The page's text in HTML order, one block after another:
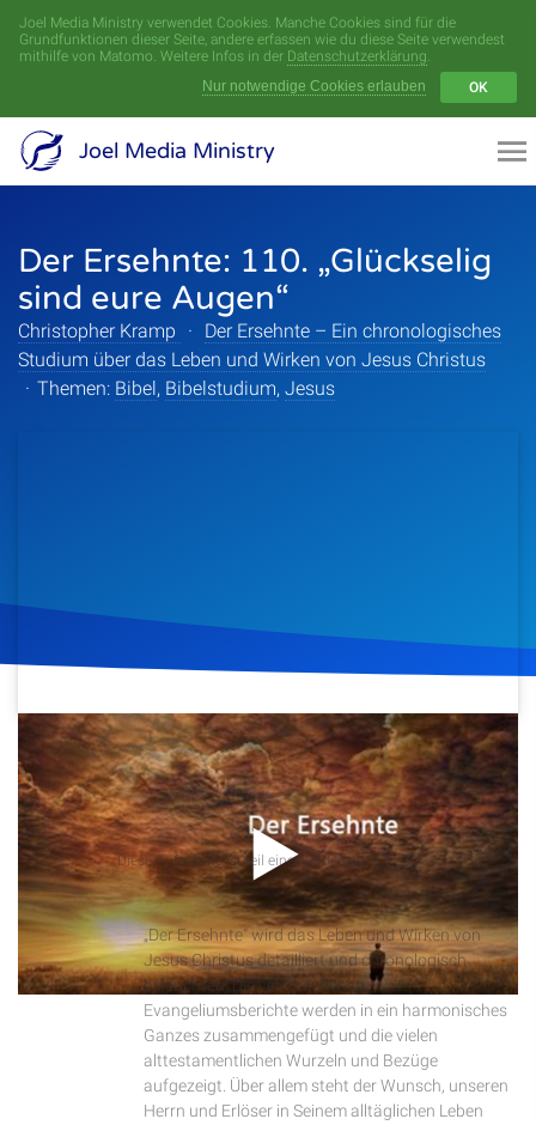
Joel Media Ministry verwendet Cookies. Manche Cookies sind für die
Grundfunktionen dieser Seite, andere erfassen wie du diese Seite verwendest
mithilfe von Matomo. Weitere Infos in der Datenschutzerklärung.
Nur notwendige Cookies erlauben
OK
Joel Media Ministry
Der Ersehnte: 110. „Glückselig
sind eure Augen“
Christopher Kramp ·
Der Ersehnte – Ein chronologisches
Studium über das Leben und Wirken von Jesus Christus
· Themen: Bibel, Bibelstudium, Jesus
7. Februar 2019 646Klicks Download
Podcast Diese Aufnahme ist teil eines Podcasts
Der Ersehnte
„Der Ersehnte“ wird das Leben und Wirken von
Jesus Christus detailliert und chronologisch
beleuchten. Die verschiedenen
Evangeliumsberichte werden in ein harmonisches
Ganzes zusammengefügt und die vielen
alttestamentlichen Wurzeln und Bezüge
aufgezeigt. Über allem steht der Wunsch, unseren
Herrn und Erlöser in Seinem alltäglichen Leben
Menü
Videoarchiv
Serien
Themen
Über Uns
Kontakt
Spenden